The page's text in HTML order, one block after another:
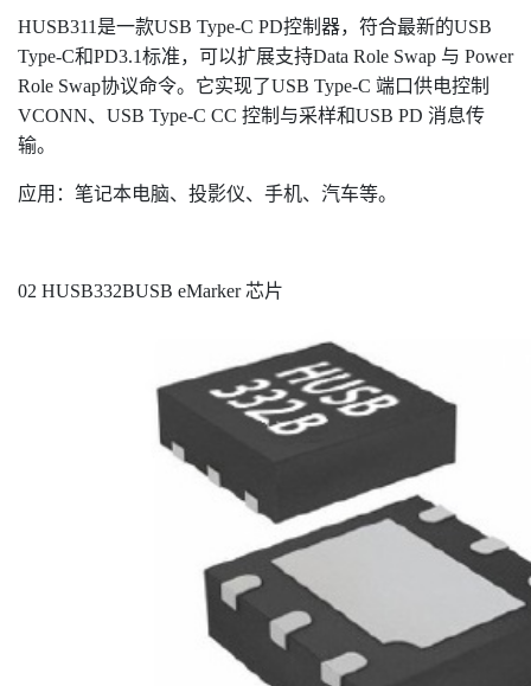
HUSB311是一款USB Type-C PD控制器，符合最新的USB
Type-C和PD3.1标准，可以扩展支持Data Role Swap 与 Power
Role Swap协议命令。它实现了USB Type-C 端口供电控制
VCONN、USB Type-C CC 控制与采样和USB PD 消息传
输。
应用：笔记本电脑、投影仪、手机、汽车等。
02 HUSB332BUSB eMarker 芯片